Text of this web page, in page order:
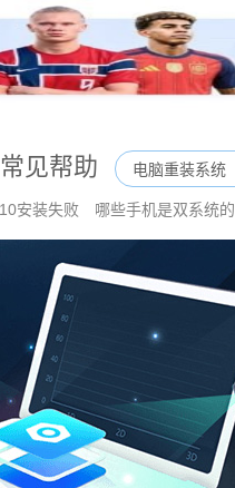
常见帮助
安装失败 哪些手机是双系统的